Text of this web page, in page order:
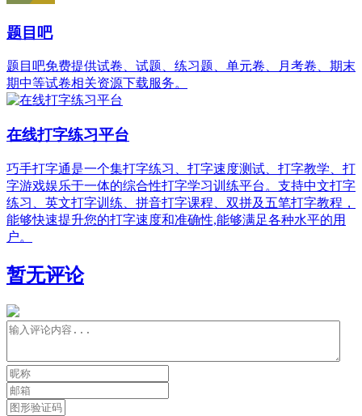
题目吧
题目吧免费提供试卷、试题、练习题、单元卷、月考卷、期末
期中等试卷相关资源下载服务。
在线打字练习平台
巧手打字通是一个集打字练习、打字速度测试、打字教学、打
字游戏娱乐于一体的综合性打字学习训练平台。支持中文打字
练习、英文打字训练、拼音打字课程、双拼及五笔打字教程，
能够快速提升您的打字速度和准确性,能够满足各种水平的用
户。
暂无评论